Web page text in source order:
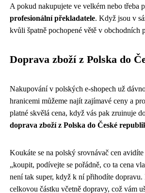
A pokud nakupujete ve velkém nebo třeba
profesionální překladatele. Když jsou v
kvůli špatně pochopené větě v obchodních
Doprava zboží z Polska do
Nakupování v polských e-shopech už
hranicemi můžeme najít zajímavé ceny a
platné skvělá cena, když vás pak zruinuje
doprava zboží z Polska do České
Koukáte se na polský srovnávač cen
„koupit, podívejte se pořádně, co ta cena
není tak super, když k ní přihodíte
celkovou částku včetně dopravy, což vám